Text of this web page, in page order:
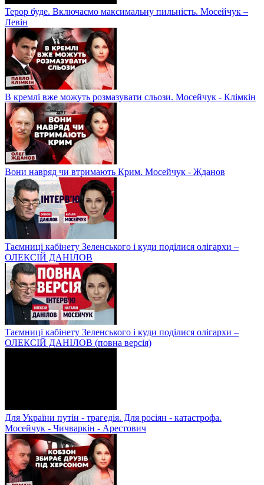
Терор буде. Включаємо максимальну пильність. Мосейчук –
Левін
В кремлі вже можуть розмазувати сльози. Мосейчук - Клімкін
Вони навряд чи втримають Крим. Мосейчук - Жданов
Таємниці кабінету Зеленського і куди поділися олігархи –
ОЛЕКСІЙ ДАНІЛОВ
Таємниці кабінету Зеленського і куди поділися олігархи –
ОЛЕКСІЙ ДАНІЛОВ (повна версія)
Для України путін - трагедія. Для росіян - катастрофа.
Мосейчук - Чичваркін - Арестович